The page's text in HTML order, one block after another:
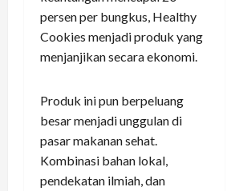
persen per bungkus, Healthy
Cookies menjadi produk yang
menjanjikan secara ekonomi.
Produk ini pun berpeluang
besar menjadi unggulan di
pasar makanan sehat.
Kombinasi bahan lokal,
pendekatan ilmiah, dan